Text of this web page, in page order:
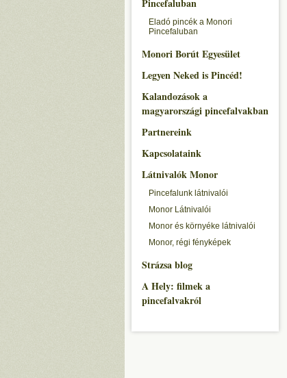
Pincefaluban
Eladó pincék a Monori
Pincefaluban
Monori Borút Egyesület
Legyen Neked is Pincéd!
Kalandozások a
magyarországi pincefalvakban
Partnereink
Kapcsolataink
Látnivalók Monor
Pincefalunk látnivalói
Monor Látnivalói
Monor és környéke látnivalói
Monor, régi fényképek
Strázsa blog
A Hely: filmek a
pincefalvakról